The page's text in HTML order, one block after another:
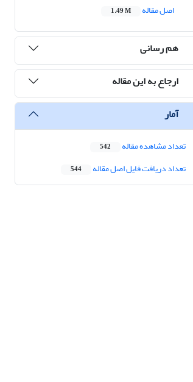
اصل مقاله
1.49 M
هم رسانی
ارجاع به این مقاله
آمار
تعداد مشاهده مقاله 542
تعداد دریافت فایل اصل مقاله 544